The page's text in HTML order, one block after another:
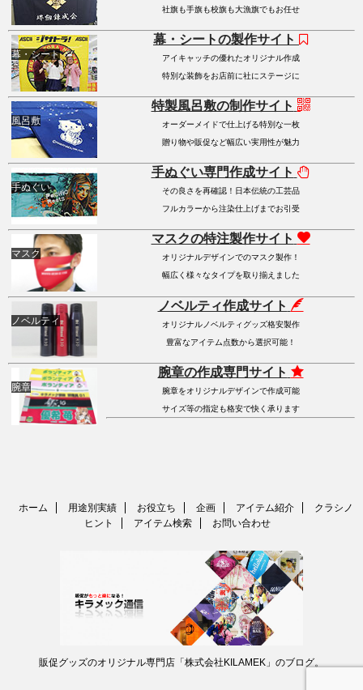
社旗も手旗も校旗も大漁旗でもお任せ
幕・シート
幕・シートの製作サイト
アイキャッチの優れたオリジナル作成
特別な装飾をお店前に社にステージに
風呂敷
特製風呂敷の制作サイト
オーダーメイドで仕上げる特別な一枚
贈り物や販促など幅広い実用性が魅力
手ぬぐい
手ぬぐい専門作成サイト
その良さを再確認！日本伝統の工芸品
フルカラーから注染仕上げまでお引受
マスク
マスクの特注製作サイト
オリジナルデザインでのマスク製作！
幅広く様々なタイプを取り揃えました
ノベルティ
ノベルティ作成サイト
オリジナルノベルティグッズ格安製作
豊富なアイテム点数から選択可能！
腕章
腕章の作成専門サイト
腕章をオリジナルデザインで作成可能
サイズ等の指定も格安で快く承ります
ホーム 用途別実績 お役立ち 企画 アイテム紹介
クラシノ
ヒント
アイテム検索 お問い合わせ
販促グッズのオリジナル専門店「株式会社KILAMEK」のブログ。